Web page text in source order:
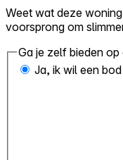
Weet wat deze
voorsprong om
Ga je zelf bieden
Ja, ik wil een